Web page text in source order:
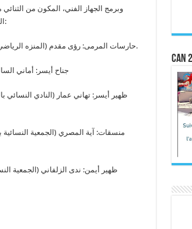
وبرمج الجهاز الفني، المكون من
المعسكر الأول المخصص للاعبات المحليات حيث تمت دعوة 18لاعبة وهن:
حارسات المرمى: رؤى مقدم (المنزه الرياضي)، بشرى الشماخي (النور الرياضي بأريانة) وأميمة قدورة (حمائم منوبة).
جناح أيسر: أماني
ظهير أيسر: تهاني عمار (النادي النسائي
منسقات: آية المصري (الجمعية النسائية
ظهير أيمن: ندى الزلفاني (الجمعية
CAN